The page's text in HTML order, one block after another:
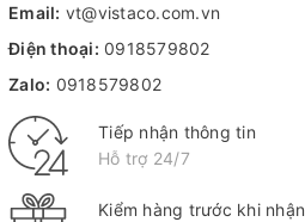
Email: vt@vistaco.com.vn
Điện thoại: 0918579802
Zalo: 0918579802
Tiếp nhận thông tin
Hỗ trợ 24/7
Kiểm hàng trước khi nhận